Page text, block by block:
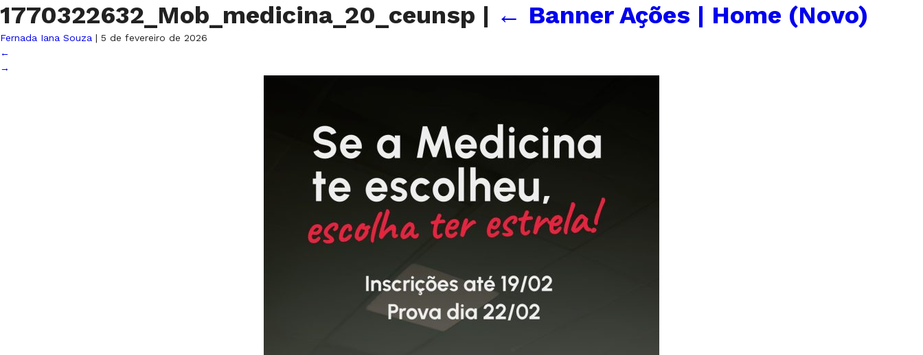
1770322632_Mob_medicina_20_ceunsp | ← Banner Ações | Home (Novo)
Fernada Iana Souza | 5 de fevereiro de 2026
←
→